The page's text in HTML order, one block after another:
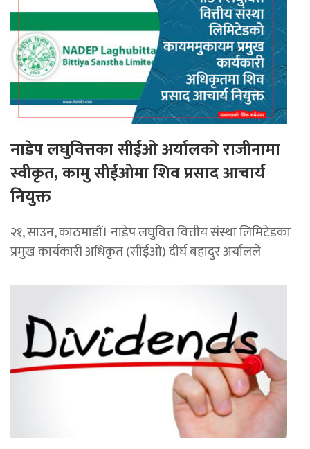
नाडेप लघुवित्तका सीईओ अर्यालको राजीनामा
स्वीकृत, कामु सीईओमा शिव प्रसाद आचार्य
नियुक्त
२१, साउन, काठमाडौं। नाडेप लघुवित्त वित्तीय संस्था लिमिटेडका
प्रमुख कार्यकारी अधिकृत (सीईओ) दीर्घ बहादुर अर्यालले